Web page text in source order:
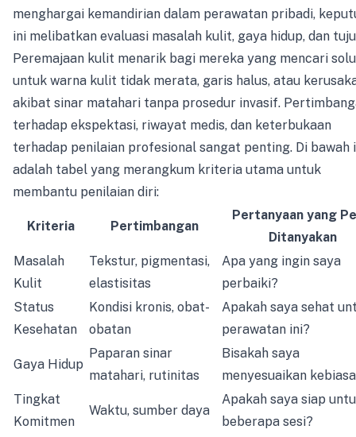
menghargai kemandirian dalam perawatan pribadi,
ini melibatkan evaluasi masalah kulit, gaya hidup, dan
Peremajaan kulit menarik bagi mereka yang mencari
untuk warna kulit tidak merata, garis halus, atau
akibat sinar matahari tanpa prosedur invasif.
terhadap ekspektasi, riwayat medis, dan keterbukaan
terhadap penilaian profesional sangat penting. Di bawah
adalah tabel yang merangkum kriteria utama untuk
membantu penilaian diri:
Kriteria Pertimbangan
Pertanyaan yang
Ditanyakan
Masalah
Kulit
Tekstur, pigmentasi,
elastisitas
Apa yang ingin saya
perbaiki?
Status
Kesehatan
Kondisi kronis, obat-
obatan
Apakah saya sehat
perawatan ini?
Gaya Hidup
Paparan sinar
matahari, rutinitas
Bisakah saya
menyesuaikan
Tingkat
Komitmen
Waktu, sumber daya
Apakah saya siap
beberapa sesi?